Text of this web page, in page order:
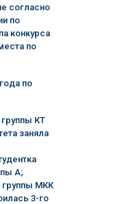
согласно
по
конкурса
по
по
КТ
заняла
А;
группы МКК
3-го